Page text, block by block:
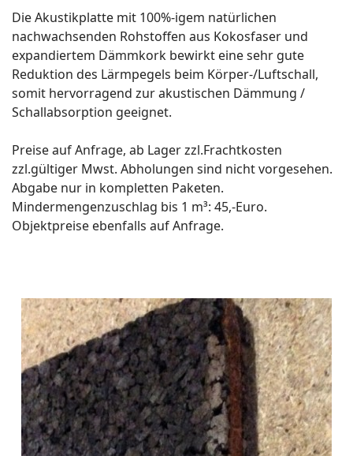
Die Akustikplatte mit 100%-igem natürlichen
nachwachsenden Rohstoffen aus Kokosfaser und
expandiertem Dämmkork bewirkt eine sehr gute
Reduktion des Lärmpegels beim Körper-/Luftschall,
somit hervorragend zur akustischen Dämmung /
Schallabsorption geeignet.
Preise auf Anfrage, ab Lager zzl.Frachtkosten
zzl.gültiger Mwst. Abholungen sind nicht vorgesehen.
Abgabe nur in kompletten Paketen.
Mindermengenzuschlag bis 1 m³: 45,-Euro.
Objektpreise ebenfalls auf Anfrage.